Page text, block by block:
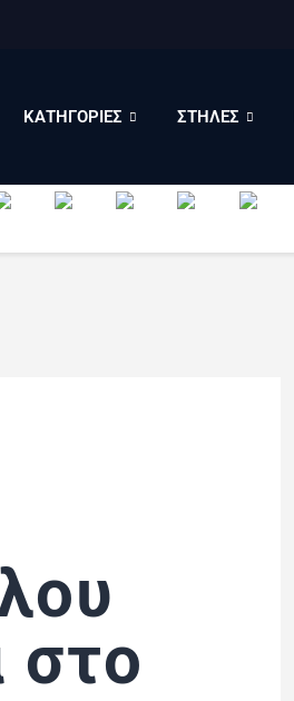
ΚΑΤΗΓΟΡΙΕΣ ΣΤΗΛΕΣ
στο